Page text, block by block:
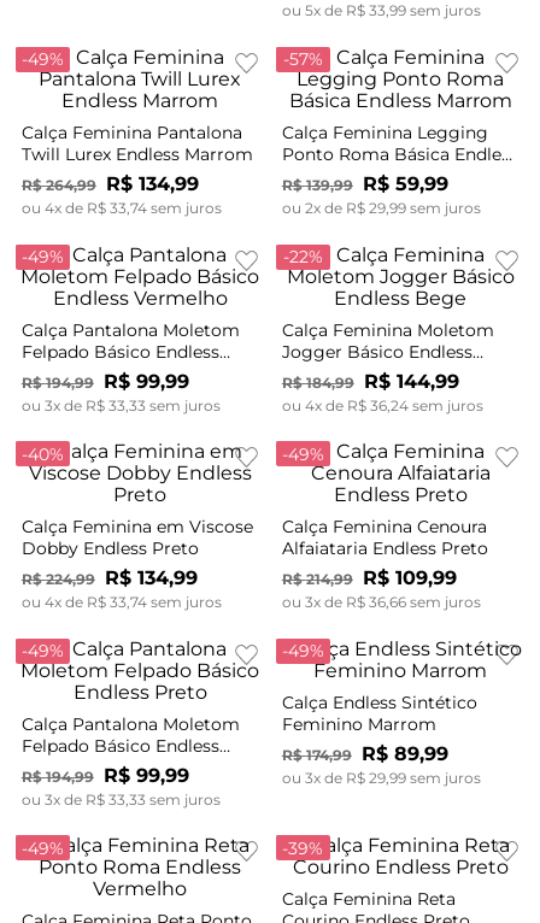
ou 5x de R$ 33,99sem juros
-49%
Calça Feminina Pantalona
Twill Lurex Endless Marrom
R$ 264,99 R$ 134,99
ou 4x de R$ 33 74sem juros
-57%
Calça Feminina Legging
Ponto Roma Básica Endless
Marrom
R$ 139,99 R$ 59,99
ou 2x de R$ 29, 99sem juros
-49%
Calça Pantalona Moletom
Felpado Básico Endless
Vermelho
R$ 194,99 R$ 99,99
ou 3x de R$ 33 33 sem juros
-22%
Calça Feminina Moletom
Jogger Básico Endless
Bege
R$ 184,99 R$ 144,99
ou 4x de R$ 36, 24sem juros
-40%
Calça Feminina em Viscose
Dobby Endless Preto
R$ 224,99 R$ 134,99
ou 4x de R$ 33,74sem juros
-49%
Calça Feminina Cenoura
Alfaiataria Endless Preto
R$ 214,99 R$ 109,99
ou 3x de R$ 36,66sem juros
-49%
Calça Pantalona Moletom
Felpado Básico Endless
Preto
R$ 194,99 R$ 99,99
ou 3x de R$ 33 33 sem juros
-49%
Calça Endless Sintético
Feminino Marrom
R$ 174,99 R$ 89,99
ou 3x de R$ 29, 99sem juros
-49% -39%
Calça Feminina Reta